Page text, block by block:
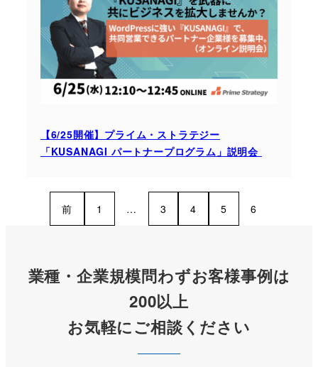
【6/25開催】プライム・ストラテジー
「KUSANAGI パートナープログラム」説明会
前 1 … 3 4 5 6
業種・企業規模問わずお客様事例は
200以上
お気軽にご相談ください